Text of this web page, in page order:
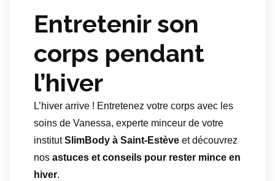
Entretenir son
corps pendant
l’hiver
L’hiver arrive ! Entretenez votre corps avec les
soins de Vanessa, experte minceur de votre
institutSlimBody à Saint-Estève et découvrez
nos astuces et conseils pour rester mince en
hiver.